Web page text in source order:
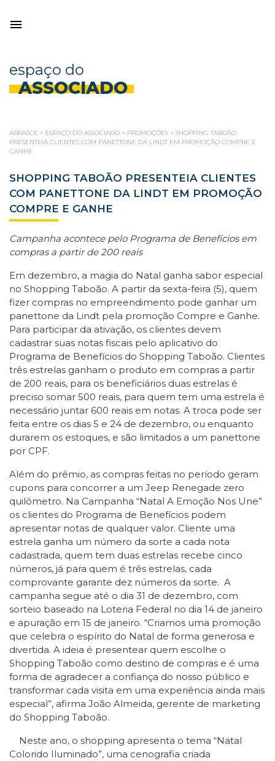
espaço do
ASSOCIADO
ABRASCE > ESPAÇO DO ASSOCIADO > PROMOÇÕES > SHOPPING TABOÃO
PRESENTEIA CLIENTES COM PANETTONE DA LINDT EM PROMOÇÃO COMPRE E
GANHE
SHOPPING TABOÃO PRESENTEIA CLIENTES
COM PANETTONE DA LINDT EM PROMOÇÃO
COMPRE E GANHE
Campanha acontece pelo Programa de Benefícios em
compras a partir de 200 reais
Em dezembro, a magia do Natal ganha sabor especial
no Shopping Taboão. A partir da sexta-feira (5), quem
fizer compras no empreendimento pode ganhar um
panettone da Lindt pela promoção Compre e Ganhe.
Para participar da ativação, os clientes devem
cadastrar suas notas fiscais pelo aplicativo do
Programa de Benefícios do Shopping Taboão. Clientes
três estrelas ganham o produto em compras a partir
de 200 reais, para os beneficiários duas estrelas é
preciso somar 500 reais, para quem tem uma estrela é
necessário juntar 600 reais em notas. A troca pode ser
feita entre os dias 5 e 24 de dezembro, ou enquanto
durarem os estoques, e são limitados a um panettone
por CPF.
Além do prêmio, as compras feitas no período geram
cupons para concorrer a um Jeep Renegade zero
quilômetro. Na Campanha “Natal A Emoção Nos Une”
os clientes do Programa de Benefícios podem
apresentar notas de qualquer valor. Cliente uma
estrela ganha um número da sorte a cada nota
cadastrada, quem tem duas estrelas recebe cinco
números, já para quem é três estrelas, cada
comprovante garante dez números da sorte. A
campanha segue até o dia 31 de dezembro, com
sorteio baseado na Loteria Federal no dia 14 de janeiro
e apuração em 15 de janeiro. “Criamos uma promoção
que celebra o espírito do Natal de forma generosa e
divertida. A ideia é presentear quem escolhe o
Shopping Taboão como destino de compras e é uma
forma de agradecer a confiança do nosso público e
transformar cada visita em uma experiência ainda mais
especial”, afirma João Almeida, gerente de marketing
do Shopping Taboão.
Neste ano, o shopping apresenta o tema “Natal
Colorido Iluminado”, uma cenografia criada